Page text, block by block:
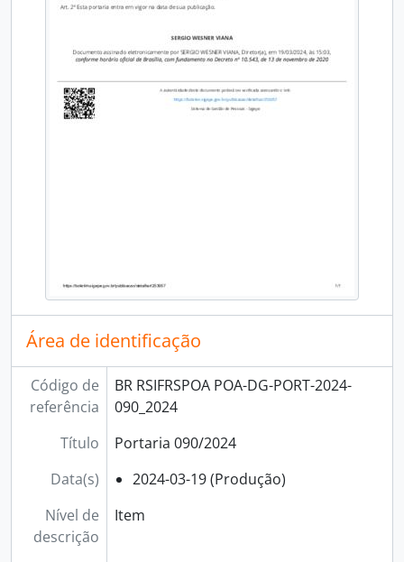
Área de identificação
Código de
referência
BR RSIFRSPOA POA-DG-PORT-2024-
090_2024
Título
Portaria 090/2024
Data(s)
2024-03-19 (Produção)
Nível de
descrição
Item